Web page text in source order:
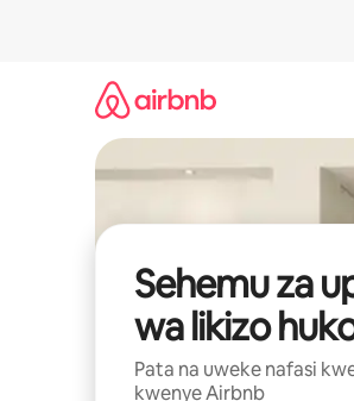
Sehemu za
wa likizo
Pata na uweke nafasi
kwenye Airbnb